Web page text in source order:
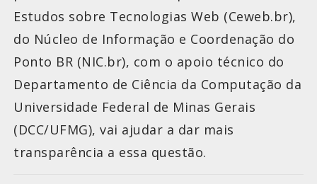
Estudos sobre Tecnologias Web (Ceweb.br),
do Núcleo de Informação e Coordenação do
Ponto BR (NIC.br), com o apoio técnico do
Departamento de Ciência da Computação da
Universidade Federal de Minas Gerais
(DCC/UFMG), vai ajudar a dar mais
transparência a essa questão.